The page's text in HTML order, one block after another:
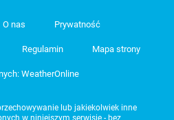
O nas Prywatność
Regulamin Mapa strony
WeatherOnline
lub jakiekolwiek inne
w niniejszym serwisie - bez